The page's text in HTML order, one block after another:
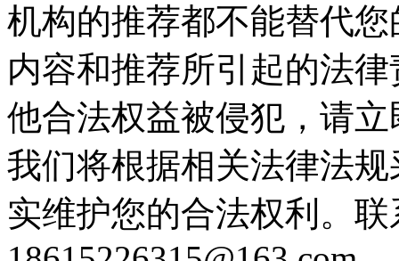
机构的推荐都不能替代
内容和推荐所引起的法
他合法权益被侵犯，请
我们将根据相关法律法
实维护您的合法权利。